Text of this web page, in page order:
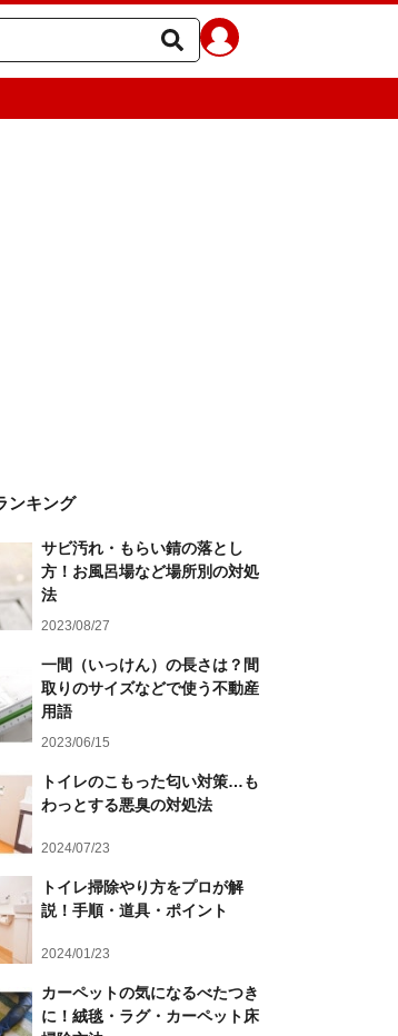
ンキング
サビ汚れ・もらい錆の落とし
方！お風呂場など場所別の対処
法
2023/08/27
一間（いっけん）の長さは？間
取りのサイズなどで使う不動産
用語
2023/06/15
トイレのこもった匂い対策…も
わっとする悪臭の対処法
2024/07/23
トイレ掃除やり方をプロが解
説！手順・道具・ポイント
2024/01/23
カーペットの気になるべたつき
に！絨毯・ラグ・カーペット床